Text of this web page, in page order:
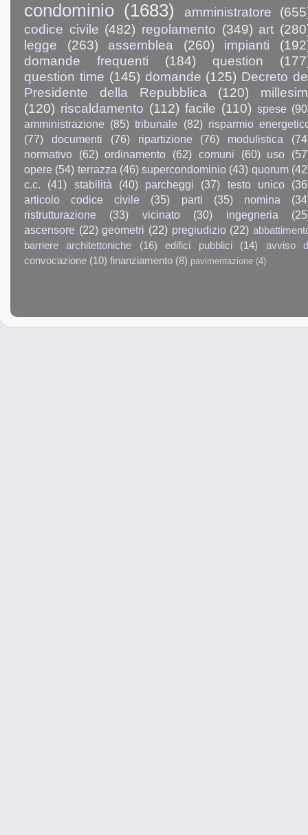
condominio (1683) amministratore
codice civile (482) regolamento (349) art
legge
(263) assemblea (260) impianti
domande frequenti
(184) question
question time (145) domande (125) Decreto
Presidente della Repubblica
(120)
(120) riscaldamento (112) facile (110) spese
amministrazione (85) tribunale (82) risparmio
(77)
documenti (76) ripartizione (76) modulistica
normativo
(62) ordinamento (62) comuni (60) uso
opere (54) terrazza (46) supercondominio (43) quorum
c.c.
(41) stabilità (40) parcheggi (37) testo unico
articolo codice civile
(35) parti (35) nomina
ristrutturazione
(33) vicinato (30) ingegneria
ascensore (22) geometri (22) pregiudizio (22)
barriere architettoniche
(16) edifici pubblici (14)
avviso
convocazione (10) finanziamento (8) pavimentazione (4)